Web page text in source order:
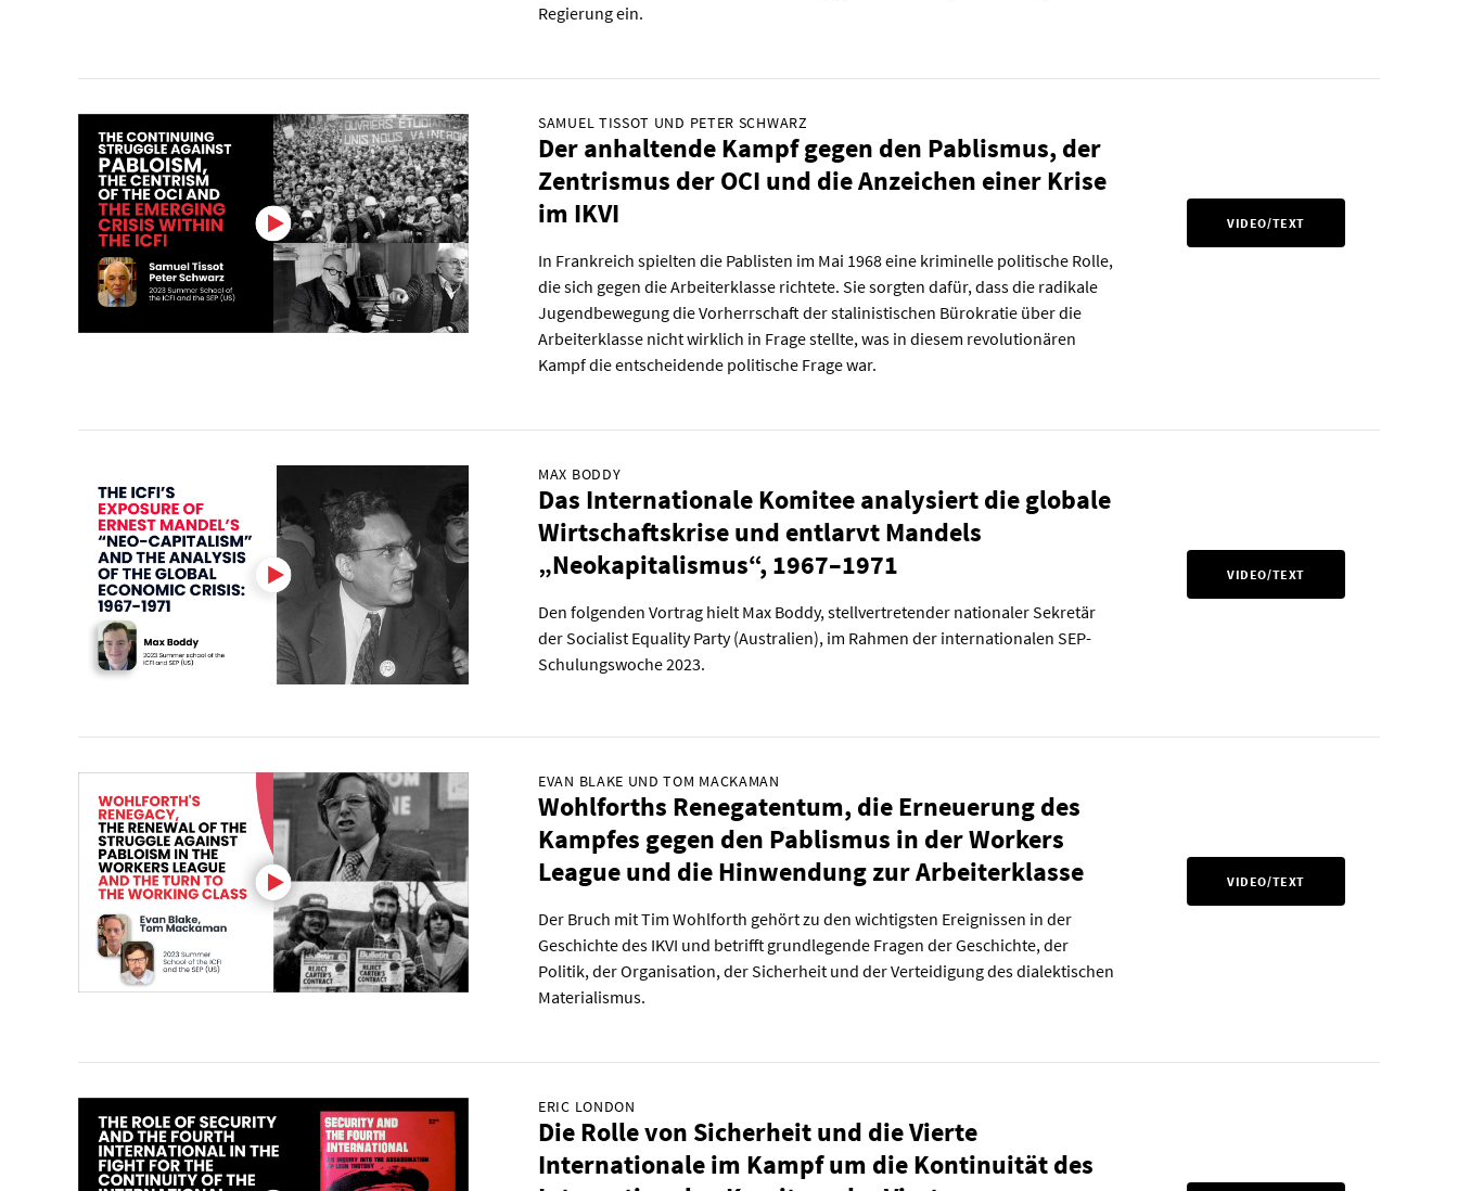
Regierung ein.
SAMUEL TISSOT UND PETER SCHWARZ
Der anhaltende Kampf gegen den Pablismus, der
Zentrismus der OCI und die Anzeichen einer Krise
im IKVI
In Frankreich spielten die Pablisten im Mai 1968 eine kriminelle politische Rolle,
die sich gegen die Arbeiterklasse richtete. Sie sorgten dafür, dass die radikale
Jugendbewegung die Vorherrschaft der stalinistischen Bürokratie über die
Arbeiterklasse nicht wirklich in Frage stellte, was in diesem revolutionären
Kampf die entscheidende politische Frage war.
VIDEO/TEXT
MAX BODDY
Das Internationale Komitee analysiert die globale
Wirtschaftskrise und entlarvt Mandels
„Neokapitalismus“, 1967–1971
Den folgenden Vortrag hielt Max Boddy, stellvertretender nationaler Sekretär
der Socialist Equality Party (Australien), im Rahmen der internationalen SEP-
Schulungswoche 2023.
VIDEO/TEXT
EVAN BLAKE UND TOM MACKAMAN
Wohlforths Renegatentum, die Erneuerung des
Kampfes gegen den Pablismus in der Workers
League und die Hinwendung zur Arbeiterklasse
Der Bruch mit Tim Wohlforth gehört zu den wichtigsten Ereignissen in der
Geschichte des IKVI und betrifft grundlegende Fragen der Geschichte, der
Politik, der Organisation, der Sicherheit und der Verteidigung des dialektischen
Materialismus.
VIDEO/TEXT
ERIC LONDON
Die Rolle von Sicherheit und die Vierte
Internationale im Kampf um die Kontinuität des